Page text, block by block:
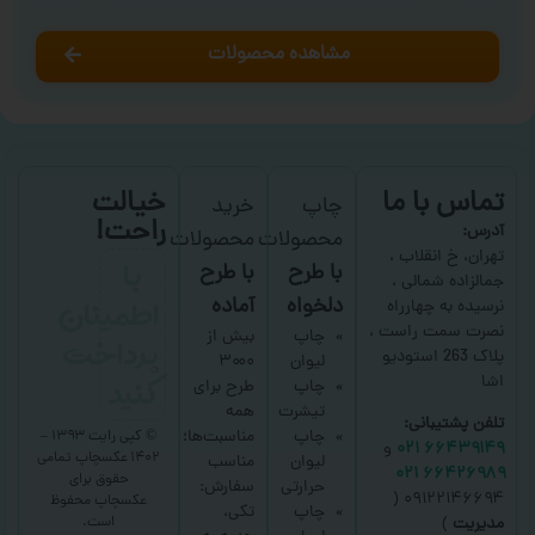
مشاهده محصولات
تماس با ما
آدرس:
تهران، خ انقلاب ،
جمالزاده شمالی ،
نرسیده به چهارراه
نصرت سمت راست ،
پلاک 263 استودیو
اشا
تلفن پشتیبانی:
۶۶۴۳۹۱۴۹ ۰۲۱
و
۶۶۴۲۶۹۸۹ ۰۲۱
۰۹۱۲۲۱۴۶۶۹۴ (
مدیریت )
چاپ
محصولات
با طرح
دلخواه
چاپ
لیوان
چاپ
تیشرت
چاپ
لیوان
حرارتی
چاپ
خرید
محصولات
با طرح
آماده
بیش از
۳۰۰۰
طرح برای
همه
مناسبت‌ها؛
مناسب
سفارش:
تکی،
خیالت
راحت!
۱۴۰۲ عکسچاپ
تمامی
حقوق برای
عکسچاپ محفوظ
است.